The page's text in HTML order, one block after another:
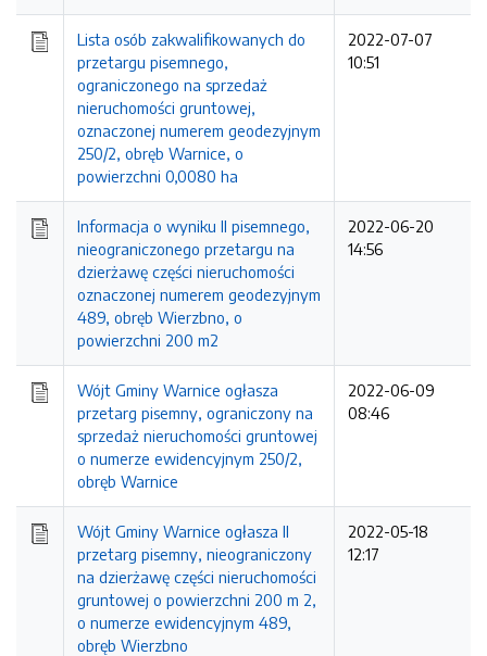
Lista osób zakwalifikowanych do
przetargu pisemnego,
ograniczonego na sprzedaż
nieruchomości gruntowej,
oznaczonej numerem geodezyjnym
250/2, obręb Warnice, o
powierzchni 0,0080 ha
2022-07-07
10:51
Informacja o wyniku II pisemnego,
nieograniczonego przetargu na
dzierżawę części nieruchomości
oznaczonej numerem geodezyjnym
489, obręb Wierzbno, o
powierzchni 200 m2
2022-06-20
14:56
Wójt Gminy Warnice ogłasza
przetarg pisemny, ograniczony na
sprzedaż nieruchomości gruntowej
o numerze ewidencyjnym 250/2,
obręb Warnice
2022-06-09
08:46
Wójt Gminy Warnice ogłasza II
przetarg pisemny, nieograniczony
na dzierżawę części nieruchomości
gruntowej o powierzchni 200 m 2,
o numerze ewidencyjnym 489,
obręb Wierzbno
2022-05-18
12:17